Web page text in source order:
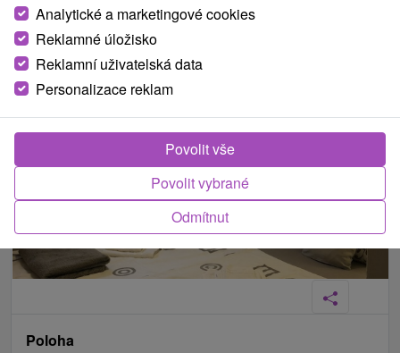
Poloha
Analytické a marketingové cookies
Reklamné úložisko
Reklamní uživatelská data
Personalizace reklam
Odmítnut
Povolit vybrané
Povolit vše